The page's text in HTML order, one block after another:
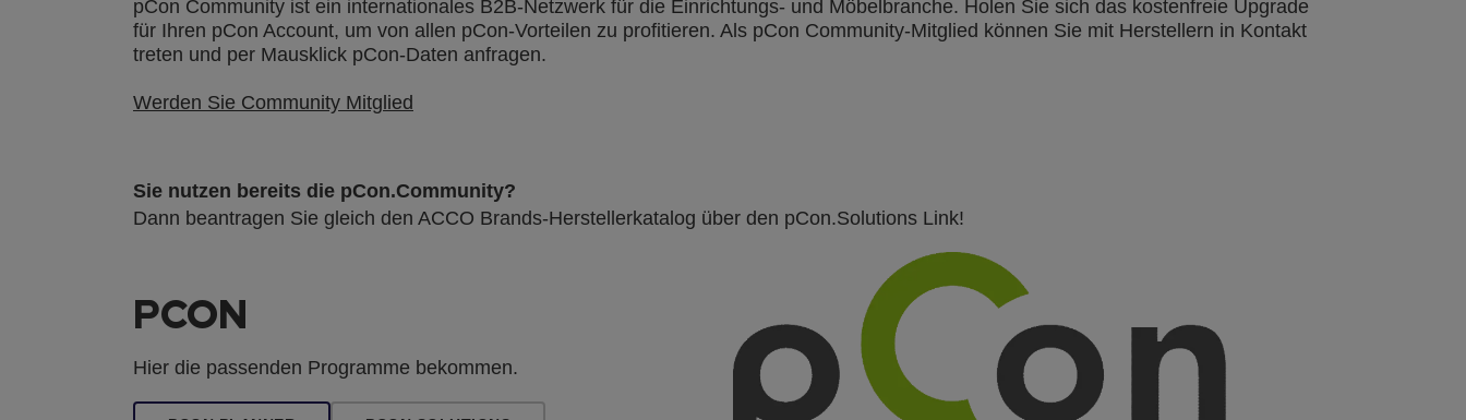
pCon Community ist ein internationales B2B-Netzwerk für die Einrichtungs- und Möbelbranche. Holen Sie sich das kostenfreie Upgrade
für Ihren pCon Account, um von allen pCon-Vorteilen zu profitieren. Als pCon Community-Mitglied können Sie mit Herstellern in Kontakt
treten und per Mausklick pCon-Daten anfragen.
Werden Sie Community Mitglied
Sie nutzen bereits die pCon.Community?
Dann beantragen Sie gleich den ACCO Brands-Herstellerkatalog über den pCon.Solutions Link!
PCON
Hier die passenden Programme bekommen.